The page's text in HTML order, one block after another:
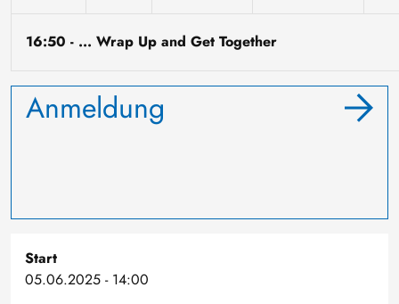
16:50 - ... Wrap Up and Get Together
Anmeldung
Start
05.06.2025 - 14:00